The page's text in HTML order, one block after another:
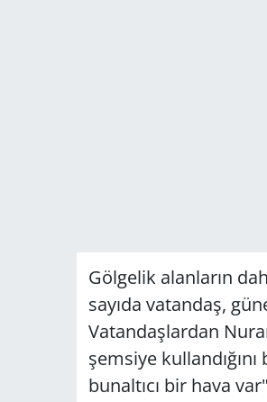
Gölgelik alanların
sayıda vatandaş,
Vatandaşlardan
şemsiye
bunaltıcı bir hava